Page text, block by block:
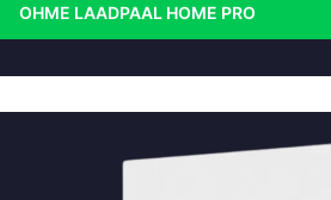
OHME LAADPAAL HOME PRO